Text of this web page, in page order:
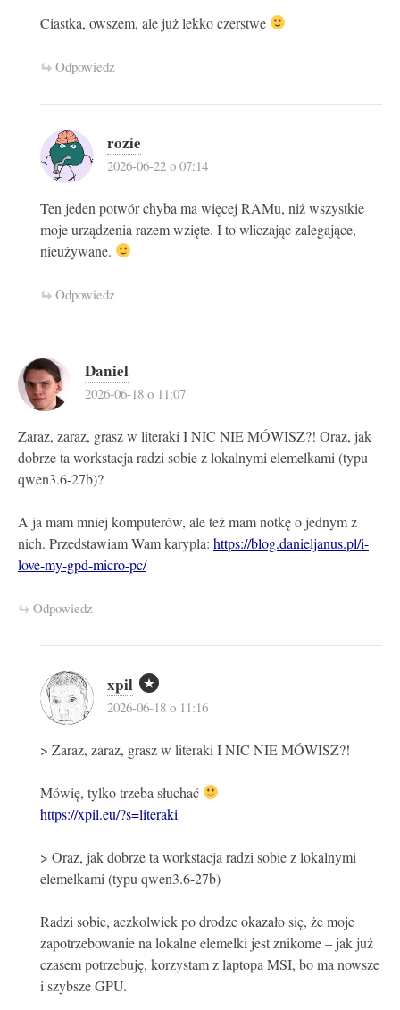
Ciastka, owszem, ale już lekko czerstwe
Odpowiedz
rozie
2026-06-22 o 07:14
Ten jeden potwór chyba ma więcej RAMu, niż wszystkie
moje urządzenia razem wzięte. I to wliczając zalegające,
nieużywane.
Odpowiedz
Daniel
2026-06-18 o 11:07
Zaraz, zaraz, grasz w literaki I NIC NIE MÓWISZ?! Oraz, jak
dobrze ta workstacja radzi sobie z lokalnymi elemelkami (typu
qwen3.6-27b)?
A ja mam mniej komputerów, ale też mam notkę o jednym z
nich. Przedstawiam Wam karypla: https://blog.danieljanus.pl/i-
love-my-gpd-micro-pc/
Odpowiedz
xpil
2026-06-18 o 11:16
> Zaraz, zaraz, grasz w literaki I NIC NIE MÓWISZ?!
Mówię, tylko trzeba słuchać
https://xpil.eu/?s=literaki
> Oraz, jak dobrze ta workstacja radzi sobie z lokalnymi
elemelkami (typu qwen3.6-27b)
Radzi sobie, aczkolwiek po drodze okazało się, że moje
zapotrzebowanie na lokalne elemelki jest znikome – jak już
czasem potrzebuję, korzystam z laptopa MSI, bo ma nowsze
i szybsze GPU.